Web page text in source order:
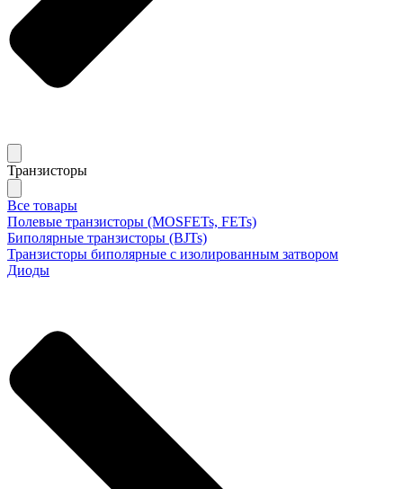
Транзисторы
Все товары
Полевые транзисторы (MOSFETs, FETs)
Биполярные транзисторы (BJTs)
Транзисторы биполярные с изолированным затвором
Диоды